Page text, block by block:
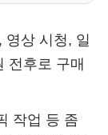
영상 시청, 일
전후로 구매
작업 등 좀